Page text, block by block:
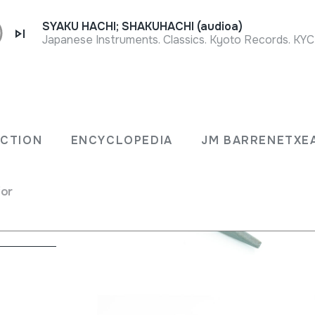
ENCYCLOPEDIA JM
SYAKU HACHI; SHAKUHACHI (audioa)
Japanese Instruments. Classics. Kyoto Records.